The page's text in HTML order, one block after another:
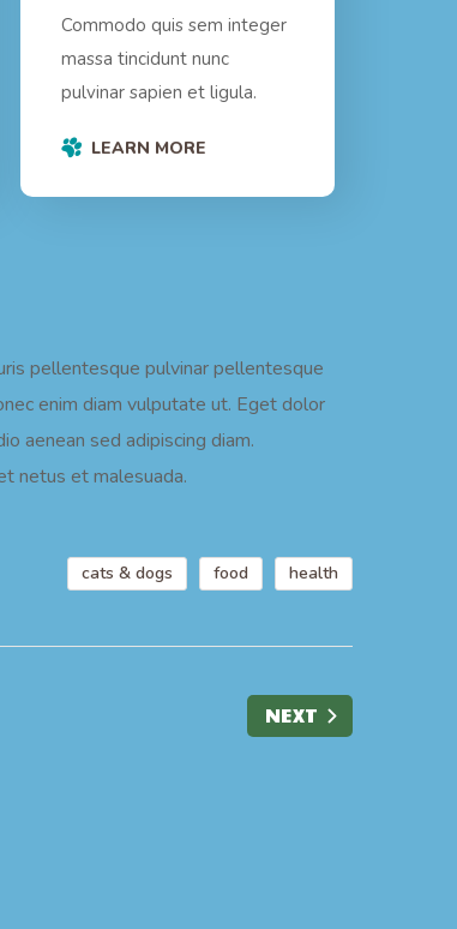
Commodo quis sem integer
massa tincidunt nunc
pulvinar sapien et ligula.
LEARN MORE
pellentesque pulvinar pellentesque
enim diam vulputate ut. Eget dolor
aenean sed adipiscing diam.
netus et malesuada.
cats & dogs food health
NEXT